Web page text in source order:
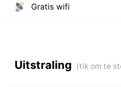
Gratis wifi
Uitstraling